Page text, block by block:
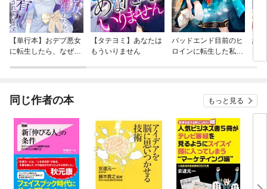
【単行本】おデブ悪女
に転生したら、なぜか
【タテヨミ】あなたは
もういりません
バッドエンド目前のヒ
ロインに転生した私、
結
同じ作者の本 もっと見る